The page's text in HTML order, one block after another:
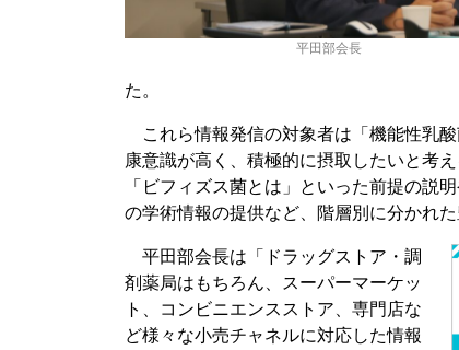
平田部会長
た。
これら情報発信の対象者は「機能性乳
康意識が高く、積極的に摂取したいと考
「ビフィズス菌とは」といった前提の説
の学術情報の提供など、階層別に分かれ
平田部会長は「ドラッグストア・調
剤薬局はもちろん、スーパーマーケッ
ト、コンビニエンスストア、専門店な
ど様々な小売チャネルに対応した情報